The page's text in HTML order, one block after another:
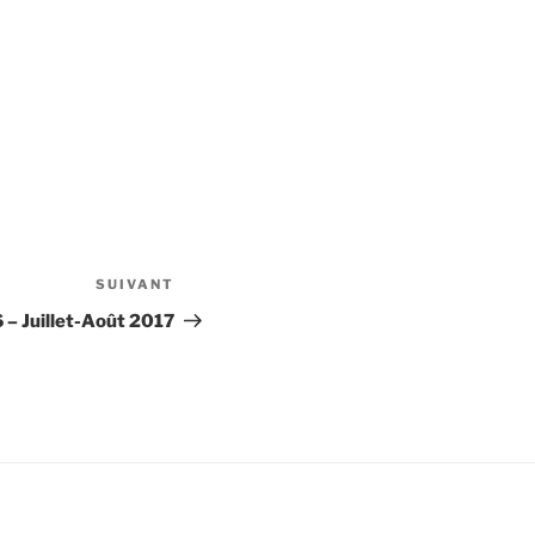
suivant
SUIVANT
– Juillet-Août 2017